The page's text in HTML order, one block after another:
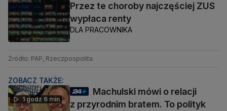
Przez te choroby najczęściej ZUS
wypłaca renty
DLA PRACOWNIKA
Źródło: PAP, Rzeczpospolita
ZOBACZ TAKŻE:
1 godz 6 min
Machulski mówi o relacji
z przyrodnim bratem. To polityk